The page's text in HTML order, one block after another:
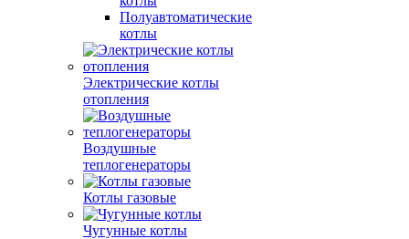
Полуавтоматические
котлы
Электрические котлы
отопления
Воздушные
теплогенераторы
Котлы газовые
Чугунные котлы